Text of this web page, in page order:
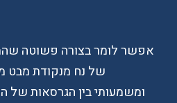
אפשר לומר בצורה פשוטה
של נח מנקודת מבט
ומשמעותי בין הגרסאות של